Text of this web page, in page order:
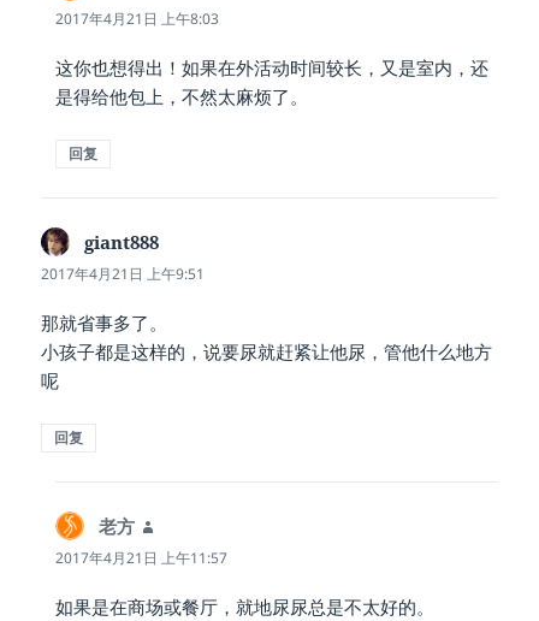
道：
2017年4月21日 上午8:03
这你也想得出！如果在外活动时间较长，又是室内，还
是得给他包上，不然太麻烦了。
回复
giant888
道：
2017年4月21日 上午9:51
那就省事多了。
小孩子都是这样的，说要尿就赶紧让他尿，管他什么地方
呢
回复
老方
道：
2017年4月21日 上午11:57
如果是在商场或餐厅，就地尿尿总是不太好的。